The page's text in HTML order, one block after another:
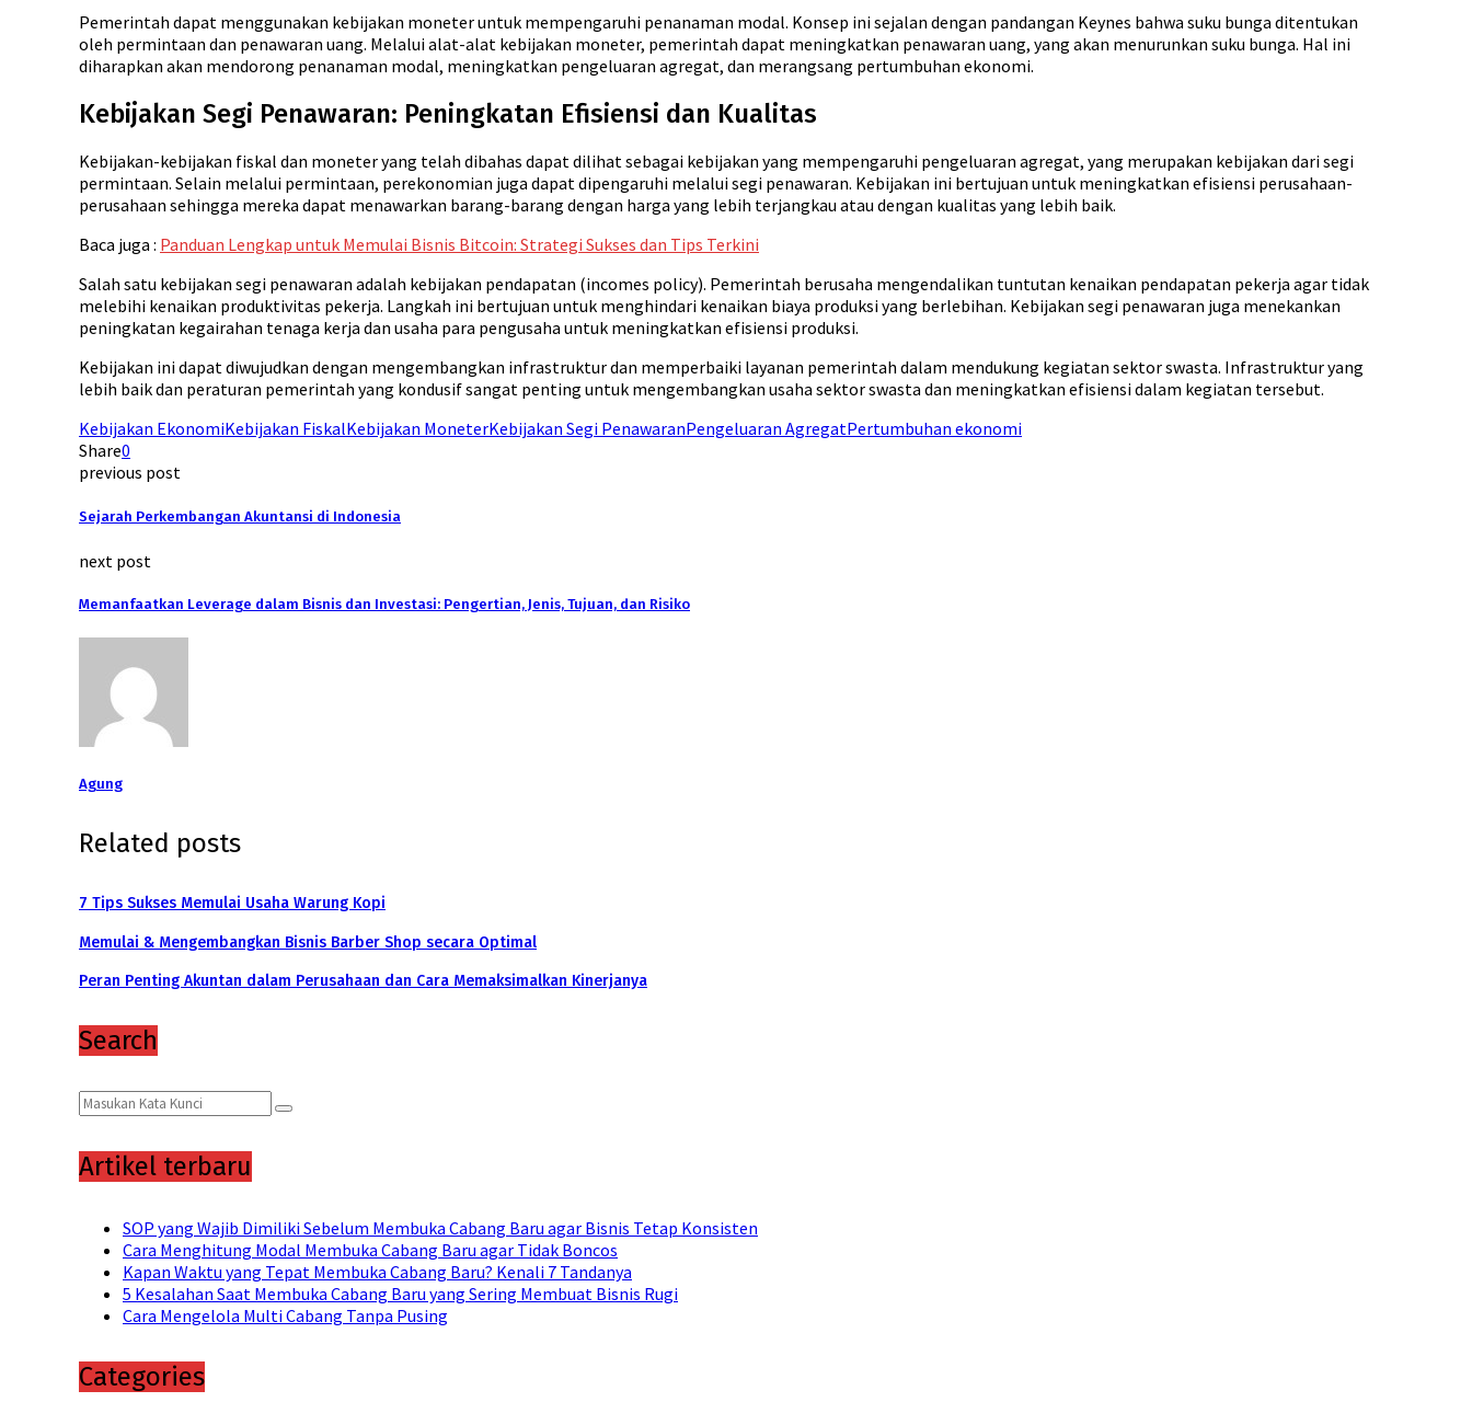
Pemerintah dapat menggunakan kebijakan moneter untuk mempengaruhi penanaman modal. Konsep ini sejalan dengan pandangan Keynes bahwa suku bunga ditentukan
oleh permintaan dan penawaran uang. Melalui alat-alat kebijakan moneter, pemerintah dapat meningkatkan penawaran uang, yang akan menurunkan suku bunga. Hal ini
diharapkan akan mendorong penanaman modal, meningkatkan pengeluaran agregat, dan merangsang pertumbuhan ekonomi.
Kebijakan Segi Penawaran: Peningkatan Efisiensi dan Kualitas
Kebijakan-kebijakan fiskal dan moneter yang telah dibahas dapat dilihat sebagai kebijakan yang mempengaruhi pengeluaran agregat, yang merupakan kebijakan dari segi
permintaan. Selain melalui permintaan, perekonomian juga dapat dipengaruhi melalui segi penawaran. Kebijakan ini bertujuan untuk meningkatkan efisiensi perusahaan-
perusahaan sehingga mereka dapat menawarkan barang-barang dengan harga yang lebih terjangkau atau dengan kualitas yang lebih baik.
Baca juga : Panduan Lengkap untuk Memulai Bisnis Bitcoin: Strategi Sukses dan Tips Terkini
Salah satu kebijakan segi penawaran adalah kebijakan pendapatan (incomes policy). Pemerintah berusaha mengendalikan tuntutan kenaikan pendapatan pekerja agar tidak
melebihi kenaikan produktivitas pekerja. Langkah ini bertujuan untuk menghindari kenaikan biaya produksi yang berlebihan. Kebijakan segi penawaran juga menekankan
peningkatan kegairahan tenaga kerja dan usaha para pengusaha untuk meningkatkan efisiensi produksi.
Kebijakan ini dapat diwujudkan dengan mengembangkan infrastruktur dan memperbaiki layanan pemerintah dalam mendukung kegiatan sektor swasta. Infrastruktur yang
lebih baik dan peraturan pemerintah yang kondusif sangat penting untuk mengembangkan usaha sektor swasta dan meningkatkan efisiensi dalam kegiatan tersebut.
Kebijakan EkonomiKebijakan FiskalKebijakan MoneterKebijakan Segi PenawaranPengeluaran AgregatPertumbuhan ekonomi
Share0
previous post
Sejarah Perkembangan Akuntansi di Indonesia
next post
Memanfaatkan Leverage dalam Bisnis dan Investasi: Pengertian, Jenis, Tujuan, dan Risiko
Agung
Related posts
7 Tips Sukses Memulai Usaha Warung Kopi
Memulai & Mengembangkan Bisnis Barber Shop secara Optimal
Peran Penting Akuntan dalam Perusahaan dan Cara Memaksimalkan Kinerjanya
Search
Search
for:
Search
Artikel terbaru
SOP yang Wajib Dimiliki Sebelum Membuka Cabang Baru agar Bisnis Tetap Konsisten
Cara Menghitung Modal Membuka Cabang Baru agar Tidak Boncos
Kapan Waktu yang Tepat Membuka Cabang Baru? Kenali 7 Tandanya
5 Kesalahan Saat Membuka Cabang Baru yang Sering Membuat Bisnis Rugi
Cara Mengelola Multi Cabang Tanpa Pusing
Categories